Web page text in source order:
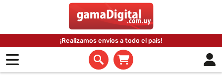
¡Realizamos envíos a todo el país!